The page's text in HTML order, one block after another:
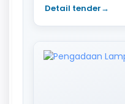
Detail tender→